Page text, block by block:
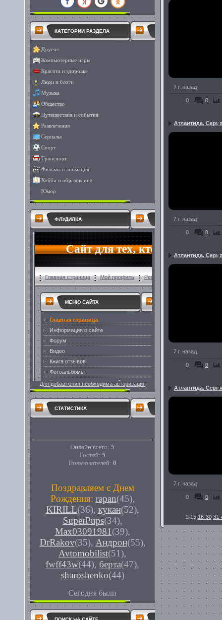
КАТЕГОРИИ РАЗДЕЛА
Другое
Компьютерные игры
Красота и здоровье
Люди и блоги
Музыка
Общество
Путешествия и события
Развлечения
Сериалы
Спорт
Транспорт
Фильмы и анимация
Хобби и образование
Юмор
ФЛУДИЛКА
Для добавления необходима авторизация
СТАТИСТИКА
Онлайн всего: 5
Гостей: 5
Пользователей: 0
Поздравляем с Днем
Рождения: rapan(45),
KIRILL(36), кукан(52),
SuperPups(34),
Max03091981 (39),
DrRakov(35), Андрон(55),
Avtomobilist(51),
fwff43w(44), берта(47),
sharoshenko(44)
Сегодня были
7 г. назад
0 0
Атлантида.
7 г. назад
0 0
Атлантида.
7 г. назад
0 0
Атлантида.
7 г. назад
0 0
1-15 16-30 31-